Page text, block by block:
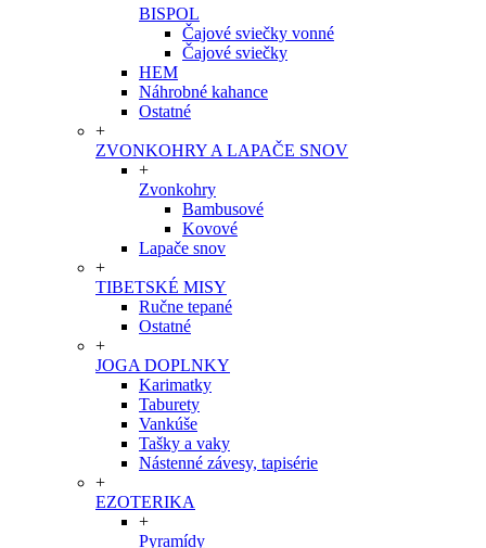
BISPOL
Čajové sviečky vonné
Čajové sviečky
HEM
Náhrobné kahance
Ostatné
+
ZVONKOHRY A LAPAČE SNOV
+
Zvonkohry
Bambusové
Kovové
Lapače snov
+
TIBETSKÉ MISY
Ručne tepané
Ostatné
+
JOGA DOPLNKY
Karimatky
Taburety
Vankúše
Tašky a vaky
Nástenné závesy, tapisérie
+
EZOTERIKA
+
Pyramídy